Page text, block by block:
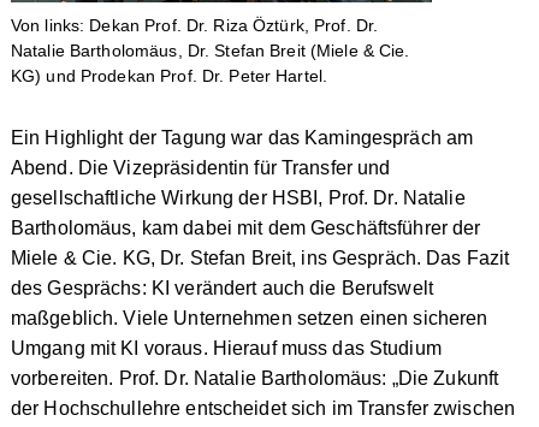
Von links: Dekan Prof. Dr. Riza Öztürk, Prof. Dr.
Natalie Bartholomäus, Dr. Stefan Breit (Miele & Cie.
KG) und Prodekan Prof. Dr. Peter Hartel.
Ein Highlight der Tagung war das Kamingespräch am
Abend. Die Vizepräsidentin für Transfer und
gesellschaftliche Wirkung der HSBI, Prof. Dr. Natalie
Bartholomäus, kam dabei mit dem Geschäftsführer der
Miele & Cie. KG, Dr. Stefan Breit, ins Gespräch. Das Fazit
des Gesprächs: KI verändert auch die Berufswelt
maßgeblich. Viele Unternehmen setzen einen sicheren
Umgang mit KI voraus. Hierauf muss das Studium
vorbereiten. Prof. Dr. Natalie Bartholomäus: „Die Zukunft
der Hochschullehre entscheidet sich im Transfer zwischen